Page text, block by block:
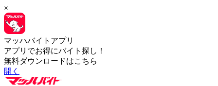
×
マッハバイトアプリ
アプリでお得にバイト探し！
無料ダウンロードはこちら
開く